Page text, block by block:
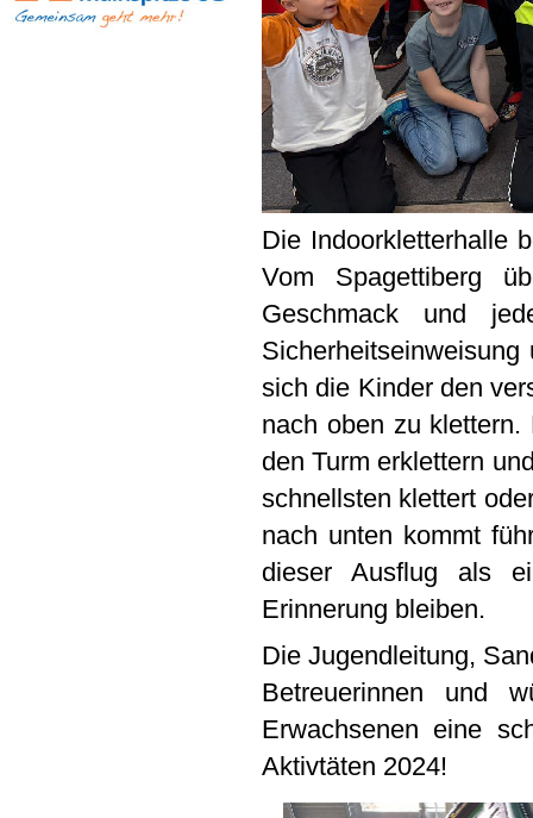
Die Indoorkletterhalle
Vom Spagettiberg
Geschmack und
sich die Kinder den
nach oben zu
den Turm erklettern
schnellsten klettert
nach unten kommt
dieser Ausflug als
Erinnerung bleiben.
Die Jugendleitung,
Betreuerinnen und
Erwachsenen eine
Aktivtäten 2024!